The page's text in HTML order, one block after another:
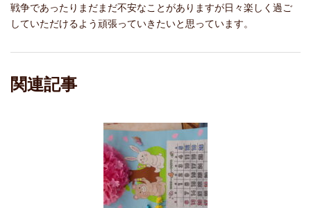
戦争であったりまだまだ不安なことがありますが日々楽しく過ご
していただけるよう頑張っていきたいと思っています。
関連記事